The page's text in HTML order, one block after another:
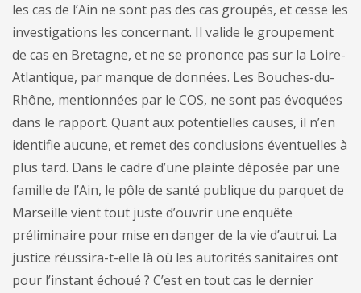
les cas de l’Ain ne sont pas des cas groupés, et cesse les
investigations les concernant. Il valide le groupement
de cas en Bretagne, et ne se prononce pas sur la Loire-
Atlantique, par manque de données. Les Bouches-du-
Rhône, mentionnées par le COS, ne sont pas évoquées
dans le rapport. Quant aux potentielles causes, il n’en
identifie aucune, et remet des conclusions éventuelles à
plus tard. Dans le cadre d’une plainte déposée par une
famille de l’Ain, le pôle de santé publique du parquet de
Marseille vient tout juste d’ouvrir une enquête
préliminaire pour mise en danger de la vie d’autrui. La
justice réussira-t-elle là où les autorités sanitaires ont
pour l’instant échoué ? C’est en tout cas le dernier